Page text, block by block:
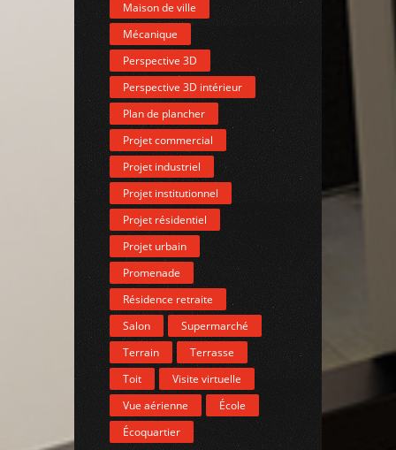
Maison de ville
Mécanique
Perspective 3D
Perspective 3D intérieur
Plan de plancher
Projet commercial
Projet industriel
Projet institutionnel
Projet résidentiel
Projet urbain
Promenade
Résidence retraite
Salon
Supermarché
Terrain
Terrasse
Toit
Visite virtuelle
Vue aérienne
École
Écoquartier